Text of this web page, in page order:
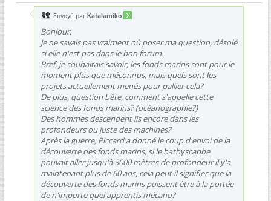
Envoyé par Katalamiko
Bonjour,
Je ne savais pas vraiment où poser ma question, désolé
si elle n'est pas dans le bon forum.
Bref, je souhaitais savoir, les fonds marins sont pour le
moment plus que méconnus, mais quels sont les
projets actuellement menés pour pallier cela?
De plus, question bête, comment s'appelle cette
science des fonds marins? (océanographie?)
Des hommes descendent ils encore dans les
profondeurs ou juste des machines?
Après la guerre, Piccard a donné le coup d'envoi de la
découverte des fonds marins, si le bathyscaphe
pouvait aller jusqu'à 3000 mètres de profondeur il y'a
maintenant plus de 60 ans, cela peut il signifier que la
découverte des fonds marins puissent être à la portée
de n'importe quel apprentis mécano?